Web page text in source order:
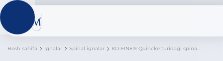
Bosh sahifa Ignalar Spinal ignalar